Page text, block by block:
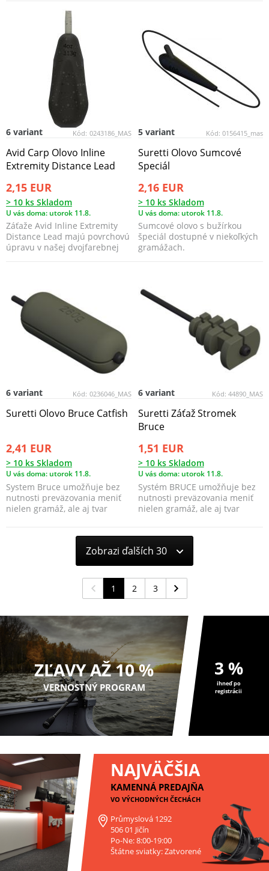
Kód: 0243186_MAS
6 variant
Avid Carp Olovo Inline
Extremity Distance Lead
2,15 EUR
> 10 ks Skladom
U vás doma: utorok 11.8.
Záťaže Avid Inline Extremity
Distance Lead majú povrchovú
úpravu v našej dvojfarebnej
Kód: 0156415_mas
5 variant
Suretti Olovo Sumcové
Speciál
2,16 EUR
> 10 ks Skladom
U vás doma: utorok 11.8.
Sumcové olovo s bužírkou
špeciál dostupné v niekoľkých
gramážach.
Kód: 0236046_MAS
6 variant
Suretti Olovo Bruce Catfish
2,41 EUR
> 10 ks Skladom
U vás doma: utorok 11.8.
System Bruce umožňuje bez
nutnosti preväzovania meniť
nielen gramáž, ale aj tvar
Kód: 44890_MAS
6 variant
Suretti Záťaž Stromek
Bruce
1,51 EUR
> 10 ks Skladom
U vás doma: utorok 11.8.
Systém BRUCE umožňuje bez
nutnosti preväzovania meniť
nielen gramáž, ale aj tvar
Zobrazi ďalších 30
1 2 3
ZĽAVY AŽ 10 %
VERNOSTNÝ PROGRAM
3 %
ihneď po
registrácii
NAJVÄČŠIA
KAMENNÁ PREDAJŇA
VO VÝCHODNÝCH ČECHÁCH
Průmyslová 1292
506 01 Jičín
Po-Ne: 8:00-19:00
Štátne sviatky: Zatvorené